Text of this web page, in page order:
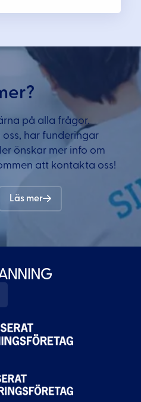
på alla frågor.
har funderingar
önskar mer info om
att kontakta oss!
Läs mer